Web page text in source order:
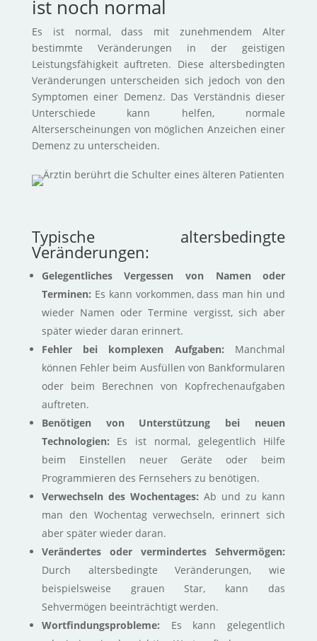
ist noch normal
Es ist normal, dass mit zunehmendem Alter
bestimmte Veränderungen in der geistigen
Leistungsfähigkeit auftreten. Diese altersbedingten
Veränderungen unterscheiden sich jedoch von den
Symptomen einer Demenz. Das Verständnis dieser
Unterschiede kann helfen, normale
Alterserscheinungen von möglichen Anzeichen einer
Demenz zu unterscheiden.
Typische altersbedingte
Veränderungen:
Gelegentliches Vergessen von Namen oder
Terminen: Es kann vorkommen, dass man hin und
wieder Namen oder Termine vergisst, sich aber
später wieder daran erinnert.
Fehler bei komplexen Aufgaben:
Manchmal
können Fehler beim Ausfüllen von Bankformularen
oder beim Berechnen von Kopfrechenaufgaben
auftreten.
Benötigen von Unterstützung bei neuen
Technologien:
Es ist normal, gelegentlich Hilfe
beim Einstellen neuer Geräte oder beim
Programmieren des Fernsehers zu benötigen.
Verwechseln des Wochentages: Ab und zu kann
man den Wochentag verwechseln, erinnert sich
aber später wieder daran.
Verändertes oder vermindertes Sehvermögen:
Durch altersbedingte Veränderungen, wie
beispielsweise grauen Star, kann das
Sehvermögen beeinträchtigt werden.
Wortfindungsprobleme:
Es kann gelegentlich